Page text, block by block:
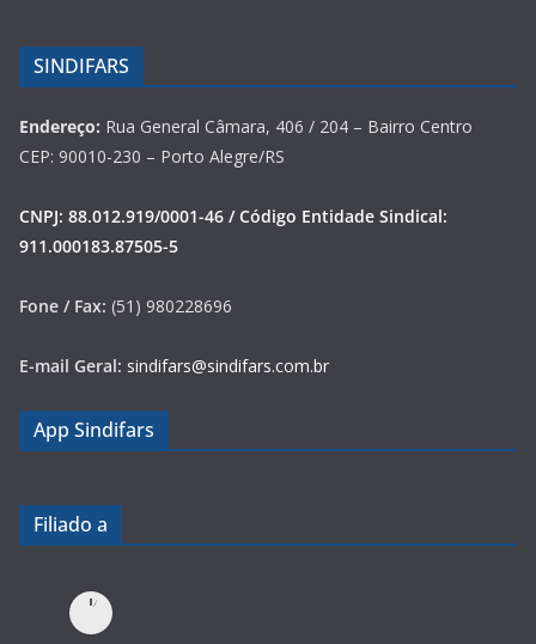
SINDIFARS
Endereço: Rua General Câmara, 406 / 204 – Bairro Centro
CEP: 90010-230 – Porto Alegre/RS
CNPJ: 88.012.919/0001-46 / Código Entidade Sindical:
911.000183.87505-5
Fone / Fax: (51) 980228696
E-mail Geral: sindifars@sindifars.com.br
App Sindifars
Filiado a